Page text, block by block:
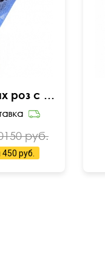
Букет из 15 синих роз с зеленью
руб.
450 руб.